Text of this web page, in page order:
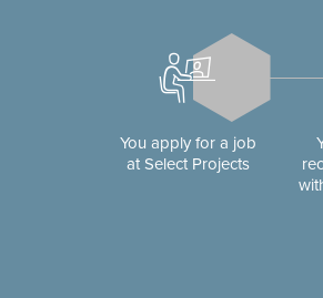
You apply for a job
at Select Projects